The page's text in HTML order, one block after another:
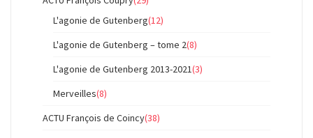
L'agonie de Gutenberg(12)
L'agonie de Gutenberg – tome 2(8)
L'agonie de Gutenberg 2013-2021(3)
Merveilles(8)
ACTU François de Coincy(38)